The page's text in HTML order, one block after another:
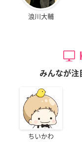
浪川大輔
みんなが注
ちいかわ